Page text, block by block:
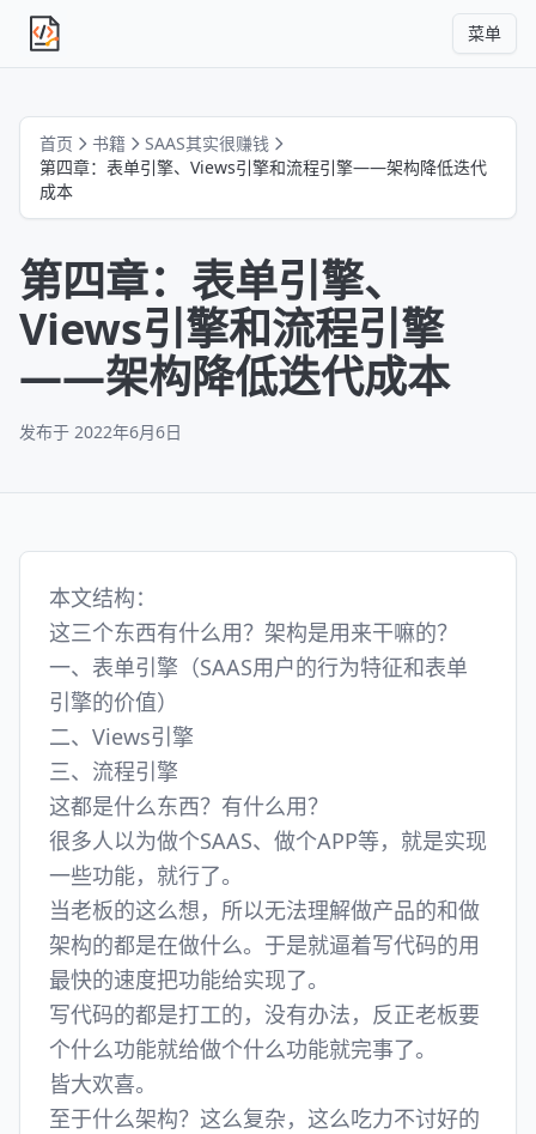
独立产品人日记 菜单
首页 书籍
SAAS其实很赚钱
第四章：表单引擎、Views引擎和流程引擎——架构降低迭代
成本
第四章：表单引擎、
Views引擎和流程引擎
——架构降低迭代成本
发布于 2022年6月6日
本文结构：
这三个东西有什么用？架构是用来干嘛的？
一、表单引擎（SAAS用户的行为特征和表单
引擎的价值）
二、Views引擎
三、流程引擎
这都是什么东西？有什么用？
很多人以为做个SAAS、做个APP等，就是实现
一些功能，就行了。
当老板的这么想，所以无法理解做产品的和做
架构的都是在做什么。于是就逼着写代码的用
最快的速度把功能给实现了。
写代码的都是打工的，没有办法，反正老板要
个什么功能就给做个什么功能就完事了。
皆大欢喜。
至于什么架构？这么复杂，这么吃力不讨好的